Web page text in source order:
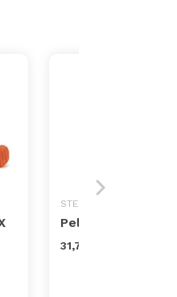
STEIFF
Peluche monito
31,72 €